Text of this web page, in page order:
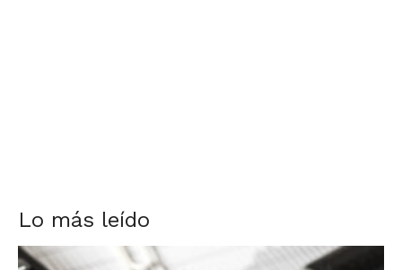
Lo más leído